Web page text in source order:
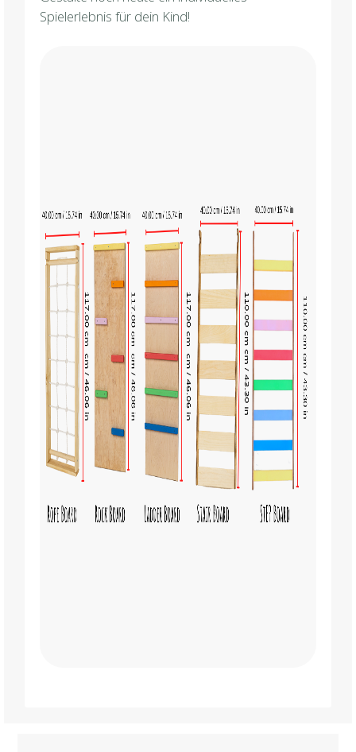
Spielerlebnis für dein Kind!